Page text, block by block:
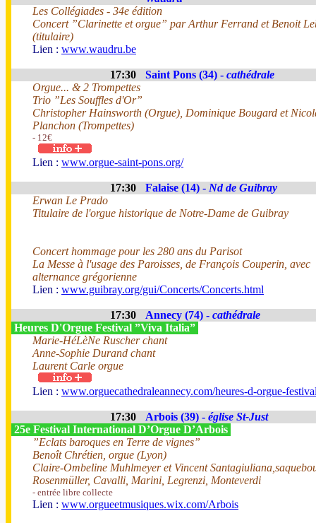
Les Collégiades - 34e édition
Concert ”Clarinette et orgue” par Arthur Ferrand et Benoit
(titulaire)
Lien : www.waudru.be
17:30 Saint Pons (34) - cathédrale
Orgue... & 2 Trompettes
Trio ”Les Souffles d'Or”
Christopher Hainsworth (Orgue), Dominique Bougard et
Planchon (Trompettes)
- 12€
Lien : www.orgue-saint-pons.org/
17:30 Falaise (14) - Nd de Guibray
Erwan Le Prado
Titulaire de l'orgue historique de Notre-Dame de Guibray
Concert hommage pour les 280 ans du Parisot
La Messe à l'usage des Paroisses, de François Couperin, avec
alternance grégorienne
Lien : www.guibray.org/gui/Concerts/Concerts.html
17:30 Annecy (74) - cathédrale
Heures D'Orgue Festival ”Viva Italia”
Marie-HéLèNe Ruscher chant
Anne-Sophie Durand chant
Laurent Carle orgue
Lien : www.orguecathedraleannecy.com/heures-d-orgue-
17:30 Arbois (39) - église St-Just
25e Festival International D’Orgue D’Arbois
”Eclats baroques en Terre de vignes”
Benoît Chrétien, orgue (Lyon)
Claire-Ombeline Muhlmeyer et Vincent
Rosenmüller, Cavalli, Marini, Legrenzi, Monteverdi
- entrée libre collecte
Lien : www.orgueetmusiques.wix.com/Arbois